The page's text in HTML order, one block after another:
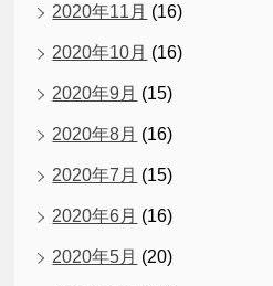
2020年11月 (16)
2020年10月 (16)
2020年9月 (15)
2020年8月 (16)
2020年7月 (15)
2020年6月 (16)
2020年5月 (20)